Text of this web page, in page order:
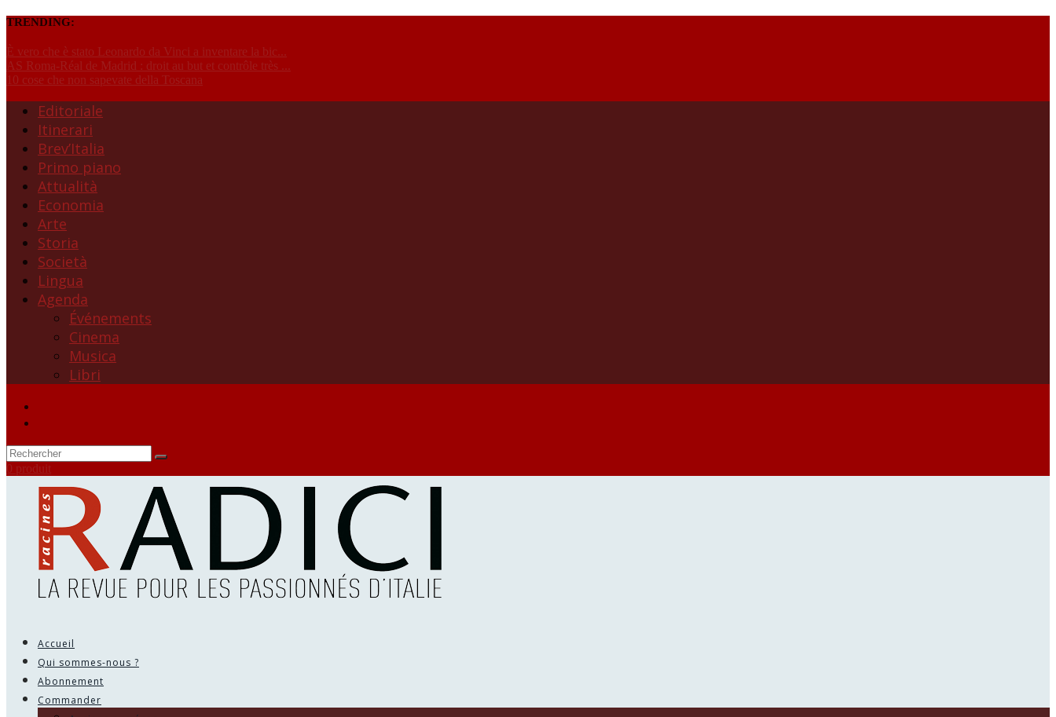
TRENDING:
È vero che è stato Leonardo da Vinci a inventare la bic...
AS Roma-Réal de Madrid : droit au but et contrôle très ...
10 cose che non sapevate della Toscana
Editoriale
Itinerari
Brev’Italia
Primo piano
Attualità
Economia
Arte
Storia
Società
Lingua
Agenda
Événements
Cinema
Musica
Libri
0 produit
Accueil
Qui sommes-nous ?
Abonnement
Commander